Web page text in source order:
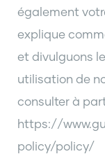
également
explique
et divulguons
utilisation de
consulter à
https://
policy/policy/